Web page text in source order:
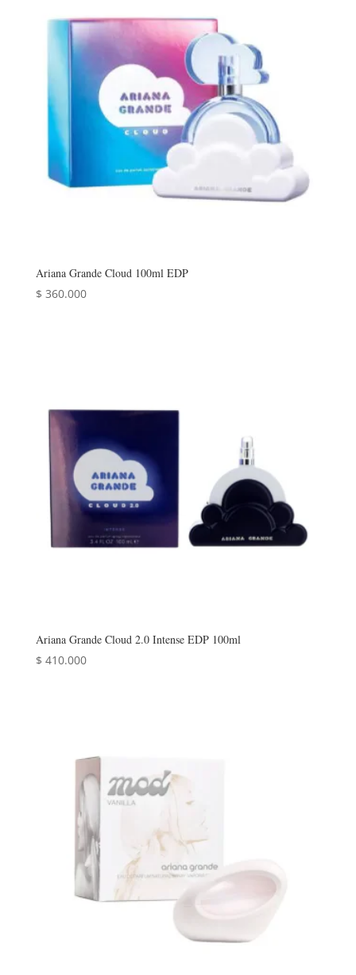
Ariana Grande Cloud 100ml EDP
$ 360.000
Ariana Grande Cloud 2.0 Intense EDP 100ml
$ 410.000